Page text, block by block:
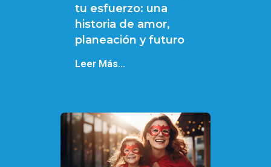
tu esfuerzo: una
historia de amor,
planeación y futuro
Leer Más...